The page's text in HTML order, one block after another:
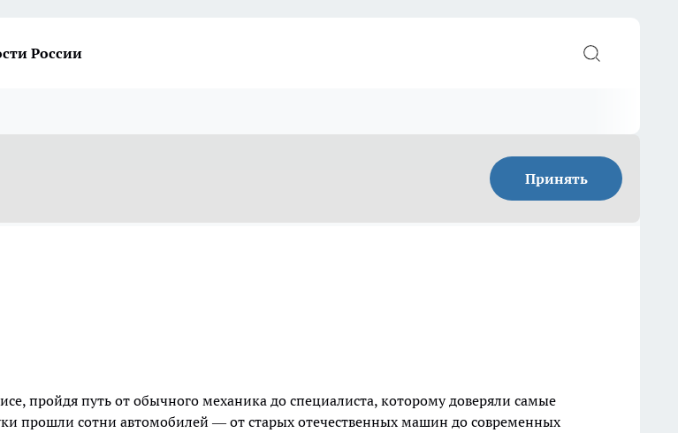
России
Принять
пройдя путь от обычного механика до специалиста, которому доверяли самые
прошли сотни автомобилей — от старых отечественных машин до современных